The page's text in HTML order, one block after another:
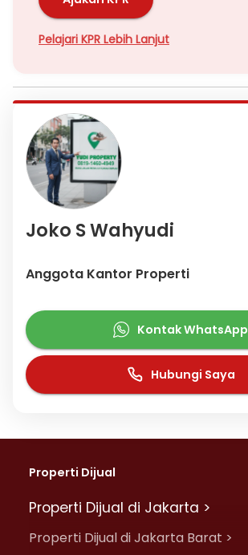
Pelajari KPR Lebih Lanjut
Joko S Wahyudi
Anggota Kantor Properti
Kontak WhatsApp
Hubungi Saya
Properti Dijual
Properti Dijual di Jakarta >
Properti Dijual di Jakarta Barat >